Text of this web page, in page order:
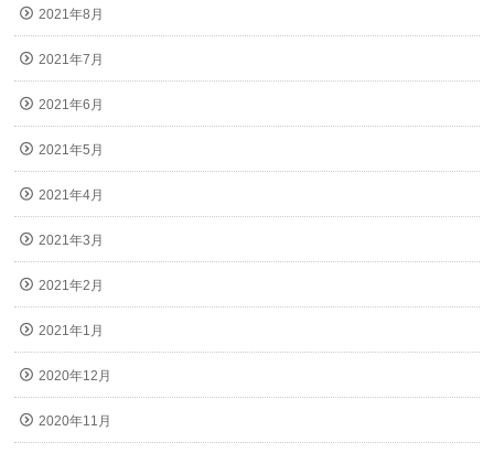
2021年8月
2021年7月
2021年6月
2021年5月
2021年4月
2021年3月
2021年2月
2021年1月
2020年12月
2020年11月